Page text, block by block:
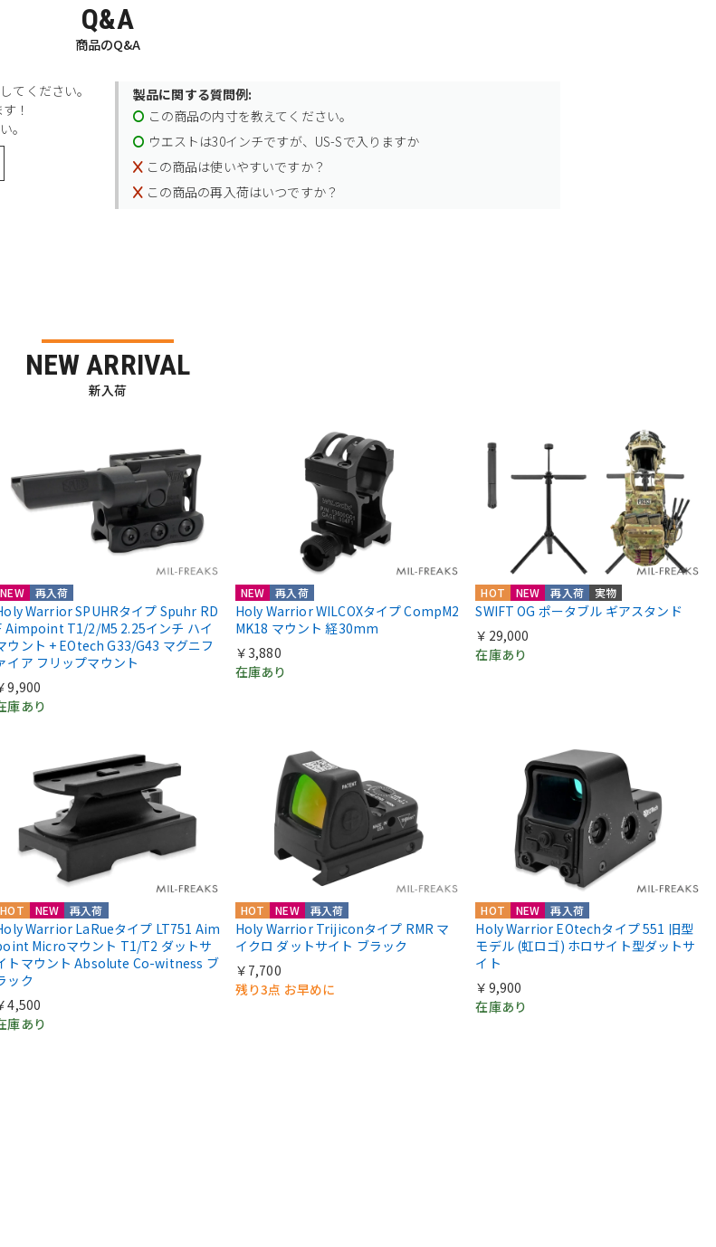
Q&A
商品のQ&A
てください。
！
。
製品に関する質問例:
この商品の内寸を教えてください。
ウエストは30インチですが、US-Sで入りますか
この商品は使いやすいですか？
この商品の再入荷はいつですか？
NEW ARRIVAL
新入荷
NEW 再入荷
Warrior SPUHRタイプ Spuhr RD
Aimpoint T1/2/M5 2.25インチ ハイ
ウント + EOtech G33/G43 マグニフ
イア フリップマウント
9,900
庫あり
NEW 再入荷
Holy Warrior WILCOXタイプ CompM2
MK18 マウント 経30mm
￥3,880
在庫あり
HOT NEW 再入荷 実物
SWIFT OG ポータブル ギアスタンド
￥29,000
在庫あり
HOT NEW 再入荷
Warrior LaRueタイプ LT751 Aim
Microマウント T1/T2 ダットサ
トマウント Absolute Co-witness ブ
ック
4,500
庫あり
HOT NEW 再入荷
Holy Warrior Trijiconタイプ RMR マ
イクロ ダットサイト ブラック
￥7,700
残り3点 お早めに
HOT NEW 再入荷
Holy Warrior EOtechタイプ 551 旧型
モデル (虹ロゴ) ホロサイト型ダットサ
イト
￥9,900
在庫あり